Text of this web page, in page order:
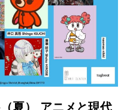
夏） アニメと現代